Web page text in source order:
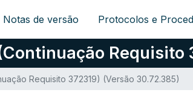
Notas de versão Protocolos e
Requisito
Requisito 372319) (Versão 30.72.385)